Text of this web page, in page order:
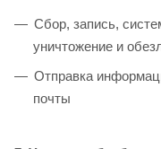
Сбор, запись,
уничтожение и
Отправка
почты